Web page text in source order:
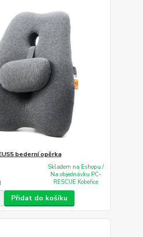
bederní opěrka
Skladem na Eshopu /
Na objednávku PC-
RESCUE Kobeřice
Přidat do košíku